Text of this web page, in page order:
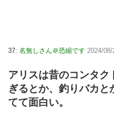
37: 名無しさん＠恐縮です 2024/
アリスは昔のコンタ
ぎるとか、釣りバカ
てて面白い。